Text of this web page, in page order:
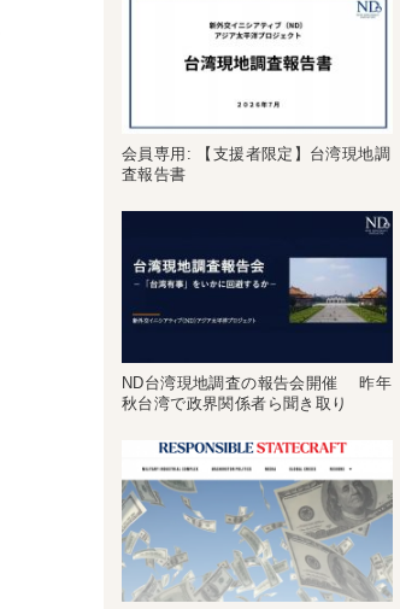
会員専用: 【支援者限定】台湾現地調
査報告書
ND台湾現地調査の報告会開催 昨年
秋台湾で政界関係者ら聞き取り